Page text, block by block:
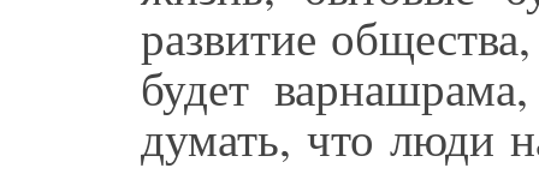
развитие
будет
думать, что люди